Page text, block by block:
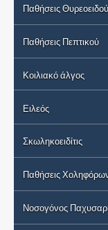
Παθήσεις
Παθήσεις Πεπτικού
Κοιλιακό άλγος
Ειλεός
Σκωληκοειδίτις
Παθήσεις
Νοσογόνος